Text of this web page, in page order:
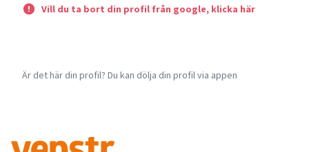
Vill du ta bort din profil från google, klicka här
Är det här din profil? Du kan dölja din profil via appen